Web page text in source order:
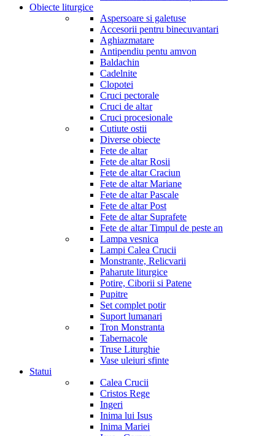
Obiecte liturgice
Aspersoare si galetuse
Accesorii pentru binecuvantari
Aghiazmatare
Antipendiu pentu amvon
Baldachin
Cadelnite
Clopotei
Cruci pectorale
Cruci de altar
Cruci procesionale
Cutiute ostii
Diverse obiecte
Fete de altar
Fete de altar Rosii
Fete de altar Craciun
Fete de altar Mariane
Fete de altar Pascale
Fete de altar Post
Fete de altar Suprafete
Fete de altar Timpul de peste an
Lampa vesnica
Lampi Calea Crucii
Monstrante, Relicvarii
Paharute liturgice
Potire, Ciborii si Patene
Pupitre
Set complet potir
Suport lumanari
Tron Monstranta
Tabernacole
Truse Liturghie
Vase uleiuri sfinte
Statui
Calea Crucii
Cristos Rege
Ingeri
Inima lui Isus
Inima Mariei